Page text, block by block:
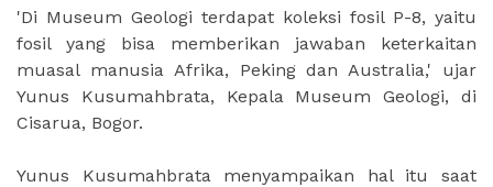
'Di Museum Geologi terdapat koleksi fosil P-8, yaitu
fosil yang bisa memberikan jawaban keterkaitan
muasal manusia Afrika, Peking dan Australia,' ujar
Yunus Kusumahbrata, Kepala Museum Geologi, di
Cisarua, Bogor.
Yunus Kusumahbrata menyampaikan hal itu saat